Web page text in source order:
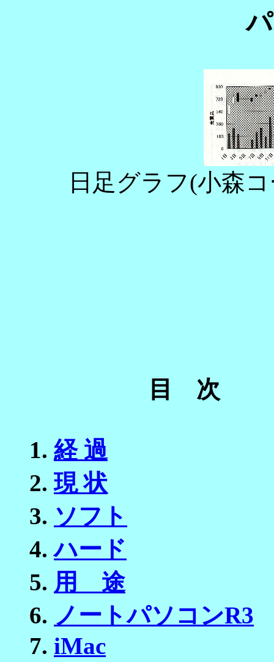
日足グラフ(小森
目 次
1. 経 過
2.現 状
3. ソフト
4.ハード
5. 用 途
6. ノートパソコンR3
7. iMac